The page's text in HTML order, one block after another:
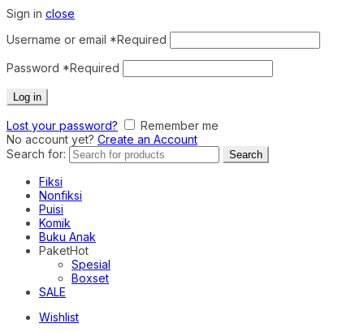
Sign in close
Username or email *Required
Password *Required
Log in
Lost your password?
Remember me
No account yet? Create an Account
Search for:
Search
Fiksi
Nonfiksi
Puisi
Komik
Buku Anak
PaketHot
Spesial
Boxset
SALE
Wishlist